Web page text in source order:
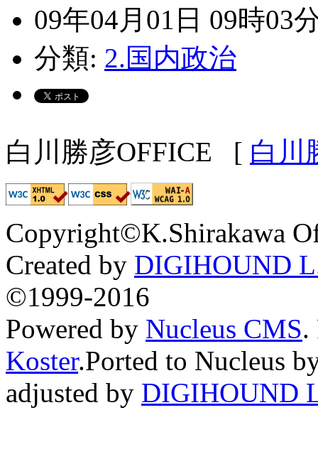
09年04月01日 09時03
分類: 2.国内政治
白川勝彦OFFICE [ 白川
Copyright©K.Shirakawa
Created by DIGIHOUND
©1999-2016
Powered by Nucleus CMS.
Koster.Ported to Nucleus
adjusted by DIGIHOUND